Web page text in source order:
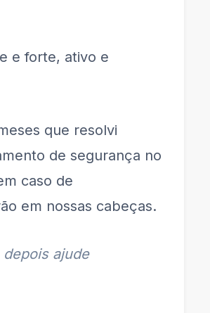
e forte, ativo e
que resolvi
de segurança no
caso de
em nossas cabeças.
ajude